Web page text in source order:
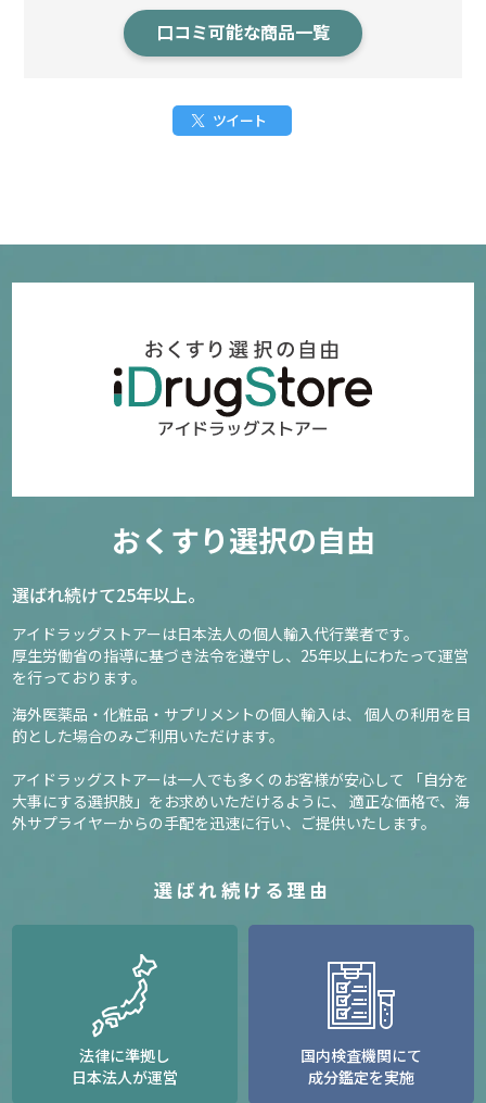
口コミ可能な商品一覧
ツイート
おくすり選択の自由
選ばれ続けて25年以上。
アイドラッグストアーは日本法人の個人輸入代行業者です。
厚生労働省の指導に基づき法令を遵守し、 25年以上にわたって運営
を行っております。
海外医薬品・化粧品・サプリメントの個人輸入は、
個人の利用を目
的とした場合のみご利用いただけます。
アイドラッグストアーは一人でも多くのお客様が安心して
「自分を
大事にする選択肢」をお求めいただけるように、
適正な価格で、海
外サプライヤーからの手配を迅速に行い、ご提供いたします。
選ばれ続ける理由
法律に準拠し
日本法人が運営
国内検査機関にて
成分鑑定を実施